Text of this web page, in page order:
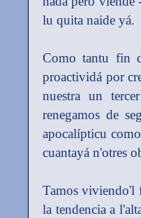
lu quita naide yá.
Como tantu fin
proactividá por
nuestra un
renegamos de
apocalípticu
cuantayá n'otres
Tamos viviendo'l
la tendencia a